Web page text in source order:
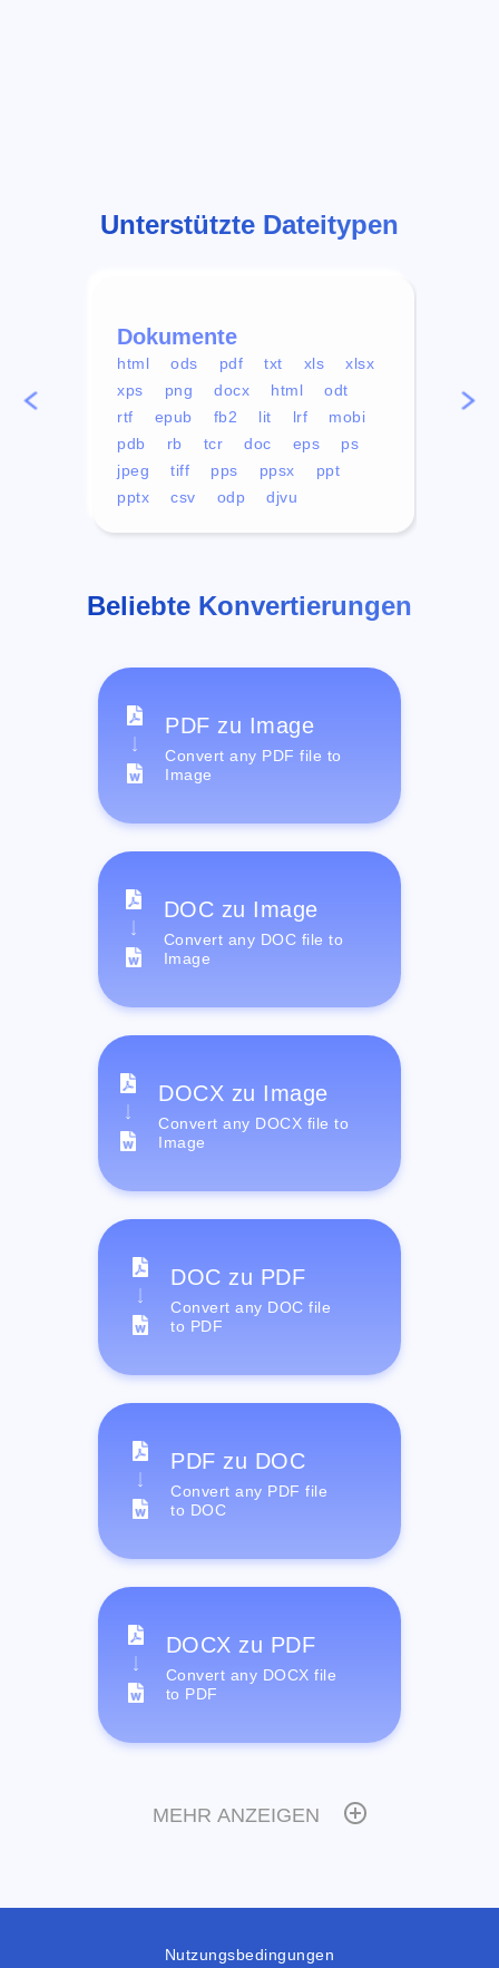
Unterstützte Dateitypen
Dokumente
html ods pdf txt xls
xlsx
xps
png docx html
odt
rtf
epub fb2 lit lrf
mobi
pdb
rb tcr doc eps
ps
jpeg
tiff pps ppsx
ppt
pptx
csv odp djvu
mp4
Beliebte Konvertierungen
PDF zu Image
Convert any PDF file to
Image
DOC zu Image
Convert any DOC file to
Image
DOCX zu Image
Convert any DOCX file to
Image
DOC zu PDF
Convert any DOC file
to PDF
PDF zu DOC
Convert any PDF file
to DOC
DOCX zu PDF
Convert any DOCX file
to PDF
MEHR ANZEIGEN
Nutzungsbedingungen